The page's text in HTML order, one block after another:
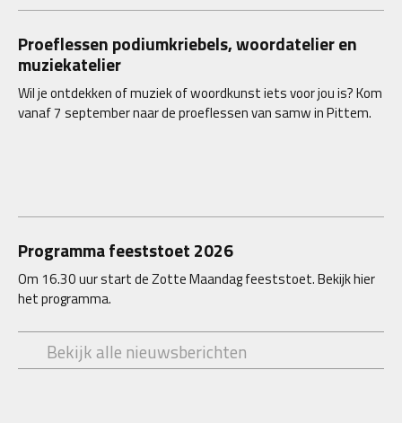
Proeflessen podiumkriebels, woordatelier en
muziekatelier
Wil je ontdekken of muziek of woordkunst iets voor jou is? Kom
vanaf 7 september naar de proeflessen van samw in Pittem.
Programma feeststoet 2026
Om 16.30 uur start de Zotte Maandag feeststoet. Bekijk hier
het programma.
Bekijk alle nieuwsberichten